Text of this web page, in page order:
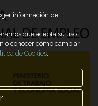
información de
que acepta su uso.
o conocer cómo cambiar
de Cookies.